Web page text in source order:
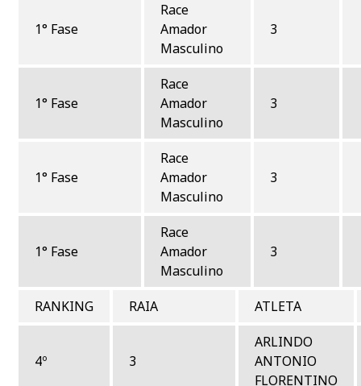
1° Fase
Race
Amador
Masculino
3
1° Fase
Race
Amador
Masculino
3
1° Fase
Race
Amador
Masculino
3
1° Fase
Race
Amador
Masculino
3
RANKING RAIA ATLETA
4º 3
ARLINDO
ANTONIO
FLORENTINO